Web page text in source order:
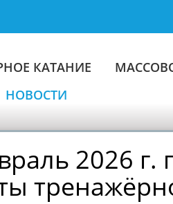
КАТАНИЕ
НОВОСТИ
2026